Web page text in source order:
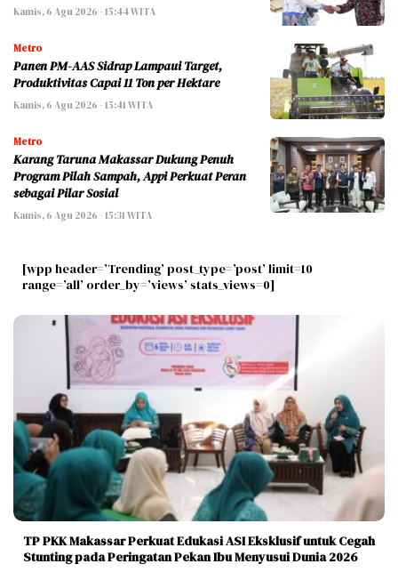
Kamis, 6 Agu 2026 - 15:44 WITA
Metro
Panen PM-AAS Sidrap Lampaui Target,
Produktivitas Capai 11 Ton per Hektare
Kamis, 6 Agu 2026 - 15:41 WITA
Metro
Karang Taruna Makassar Dukung Penuh
Program Pilah Sampah, Appi Perkuat Peran
sebagai Pilar Sosial
Kamis, 6 Agu 2026 - 15:31 WITA
[wpp header=’Trending’ post_type=’post’ limit=10
range=’all’ order_by=’views’ stats_views=0]
TP PKK Makassar Perkuat Edukasi ASI Eksklusif untuk Cegah
Stunting pada Peringatan Pekan Ibu Menyusui Dunia 2026